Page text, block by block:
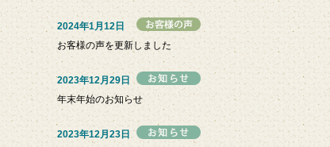
2024年1月12日
お客様の声を更新しました
2023年12月29日
年末年始のお知らせ
2023年12月23日